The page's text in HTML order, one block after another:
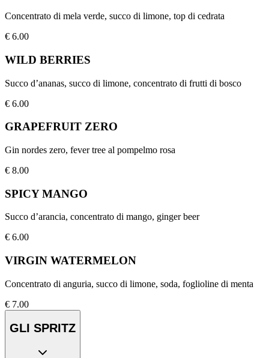
Concentrato di mela verde, succo di limone, top di cedrata
€ 6.00
WILD BERRIES
Succo d’ananas, succo di limone, concentrato di frutti di bosco
€ 6.00
GRAPEFRUIT ZERO
Gin nordes zero, fever tree al pompelmo rosa
€ 8.00
SPICY MANGO
Succo d’arancia, concentrato di mango, ginger beer
€ 6.00
VIRGIN WATERMELON
Concentrato di anguria, succo di limone, soda, foglioline di menta
€ 7.00
GLI SPRITZ